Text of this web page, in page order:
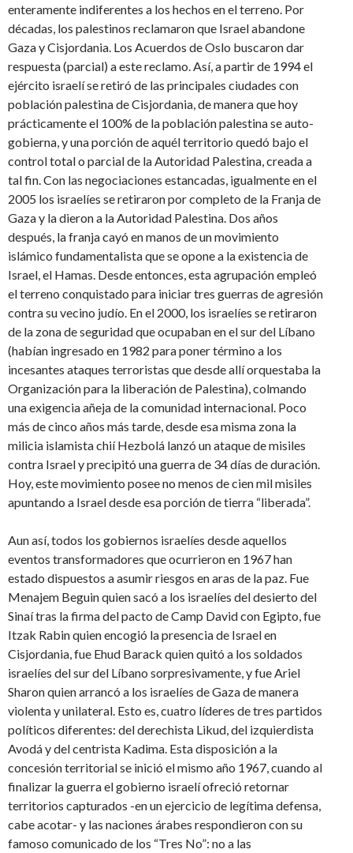
enteramente indiferentes a los hechos en el terreno. Por
décadas, los palestinos reclamaron que Israel abandone
Gaza y Cisjordania. Los Acuerdos de Oslo buscaron dar
respuesta (parcial) a este reclamo. Así, a partir de 1994 el
ejército israelí se retiró de las principales ciudades con
población palestina de Cisjordania, de manera que hoy
prácticamente el 100% de la población palestina se auto-
gobierna, y una porción de aquél territorio quedó bajo el
control total o parcial de la Autoridad Palestina, creada a
tal fin. Con las negociaciones estancadas, igualmente en el
2005 los israelíes se retiraron por completo de la Franja de
Gaza y la dieron a la Autoridad Palestina. Dos años
después, la franja cayó en manos de un movimiento
islámico fundamentalista que se opone a la existencia de
Israel, el Hamas. Desde entonces, esta agrupación empleó
el terreno conquistado para iniciar tres guerras de agresión
contra su vecino judío. En el 2000, los israelíes se retiraron
de la zona de seguridad que ocupaban en el sur del Líbano
(habían ingresado en 1982 para poner término a los
incesantes ataques terroristas que desde allí orquestaba la
Organización para la liberación de Palestina), colmando
una exigencia añeja de la comunidad internacional. Poco
más de cinco años más tarde, desde esa misma zona la
milicia islamista chií Hezbolá lanzó un ataque de misiles
contra Israel y precipitó una guerra de 34 días de duración.
Hoy, este movimiento posee no menos de cien mil misiles
apuntando a Israel desde esa porción de tierra “liberada”.
Aun así, todos los gobiernos israelíes desde aquellos
eventos transformadores que ocurrieron en 1967 han
estado dispuestos a asumir riesgos en aras de la paz. Fue
Menajem Beguin quien sacó a los israelíes del desierto del
Sinaí tras la firma del pacto de Camp David con Egipto, fue
Itzak Rabin quien encogió la presencia de Israel en
Cisjordania, fue Ehud Barack quien quitó a los soldados
israelíes del sur del Líbano sorpresivamente, y fue Ariel
Sharon quien arrancó a los israelíes de Gaza de manera
violenta y unilateral. Esto es, cuatro líderes de tres partidos
políticos diferentes: del derechista Likud, del izquierdista
Avodá y del centrista Kadima. Esta disposición a la
concesión territorial se inició el mismo año 1967, cuando al
finalizar la guerra el gobierno israelí ofreció retornar
territorios capturados -en un ejercicio de legítima defensa,
cabe acotar- y las naciones árabes respondieron con su
famoso comunicado de los “Tres No”: no a las